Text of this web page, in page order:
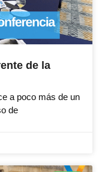
de la
a poco más de un
de